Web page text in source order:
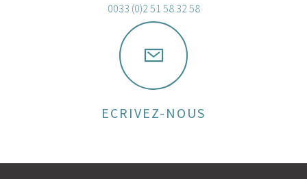
0033 (0)2 51 58 32 58
ECRIVEZ-NOUS